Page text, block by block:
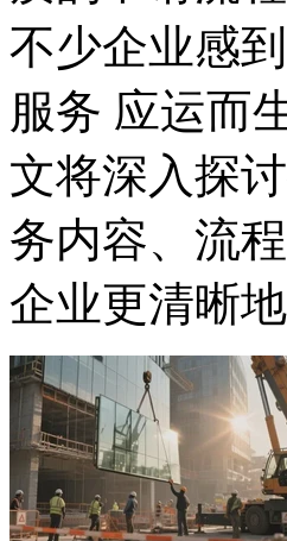
不少企业感
服务 应运而
文将深入探
务内容、流
企业更清晰